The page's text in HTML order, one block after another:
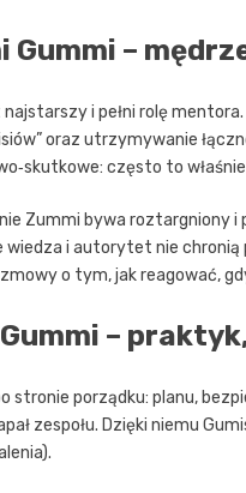
Gummi –
i pełni rolę
oraz utrzymywanie
często to właśnie
Zummi bywa roztargniony i
wiedza i autorytet nie chronią
o tym, jak reagować,
–
stronie porządku: planu,
zespołu. Dzięki niemu